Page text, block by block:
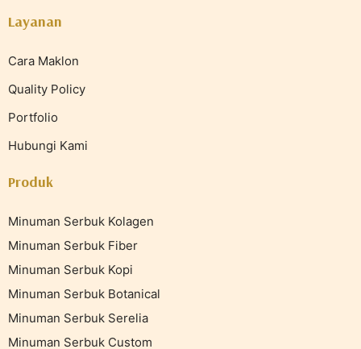
Layanan
Cara Maklon
Quality Policy
Portfolio
Hubungi Kami
Produk
Minuman Serbuk Kolagen
Minuman Serbuk Fiber
Minuman Serbuk Kopi
Minuman Serbuk Botanical
Minuman Serbuk Serelia
Minuman Serbuk Custom